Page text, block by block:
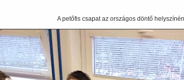
A petőfis csapat az országos döntő helyszínén